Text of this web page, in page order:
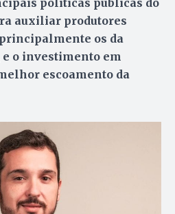
auxiliar produtores
os da
o investimento em
escoamento da